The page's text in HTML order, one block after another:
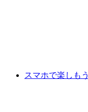
スマホで楽しもう